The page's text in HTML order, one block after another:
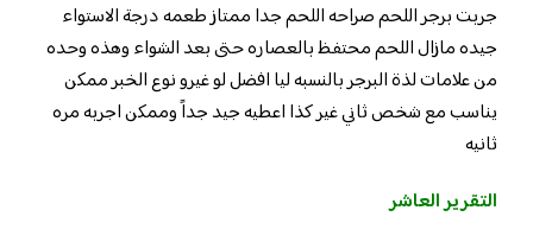
جربت برجر اللحم صراحه اللحم جدا ممتاز طعمه درجة الاستواء
جيده مازال اللحم محتفظ بالعصاره حتى بعد الشواء وهذه وحده
من علامات لذة البرجر بالنسبه ليا افضل لو غيرو نوع الخبر ممكن
يناسب مع شخص ثاني غير كذا اعطيه جيد جداً وممكن اجربه مره
ثانيه
التقرير العاشر